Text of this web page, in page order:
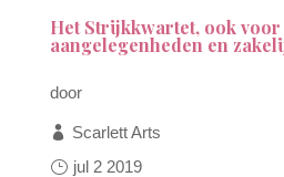
Het Strijkkwartet, ook
aangelegenheden en
door
Scarlett Arts
jul 2 2019